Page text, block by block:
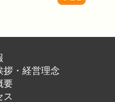
拶・経営理念
要
ス